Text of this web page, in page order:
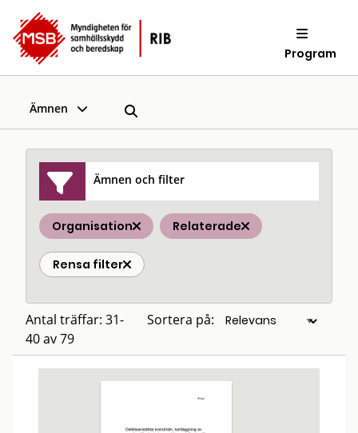
Program
Ämnen
Ämnen och filter
Organisation Relaterade
Rensa filter
Antal träffar: 31-
40 av 79
Sortera på: